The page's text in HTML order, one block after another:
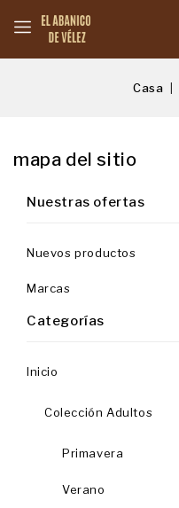
Casa
mapa del sitio
Nuestras ofertas
Nuevos productos
Marcas
Categorías
Inicio
Colección Adultos
Primavera
Verano